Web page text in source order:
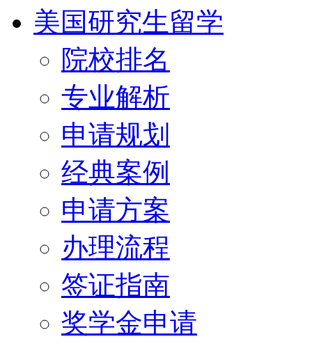
美国研究生留学
院校排名
专业解析
申请规划
经典案例
申请方案
办理流程
签证指南
奖学金申请